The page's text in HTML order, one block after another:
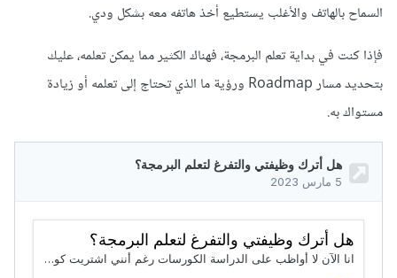
السماح بالهاتف والأغلب يستطيع أخذ هاتفه معه بشكل ودي.
فإذا كنت في بداية تعلم البرمجة، فهناك الكثير مما يمكن تعلمه، عليك
بتحديد مسار Roadmap ورؤية ما الذي تحتاج إلى تعلمه أو زيادة
مستواك به.